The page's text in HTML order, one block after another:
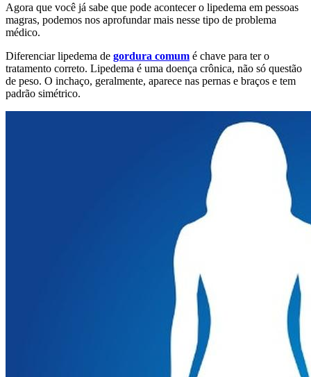
Agora que você já sabe que pode acontecer o lipedema em pessoas
magras, podemos nos aprofundar mais nesse tipo de problema
médico.
Diferenciar lipedema de gordura comum é chave para ter o
tratamento correto. Lipedema é uma doença crônica, não só questão
de peso. O inchaço, geralmente, aparece nas pernas e braços e tem
padrão simétrico.